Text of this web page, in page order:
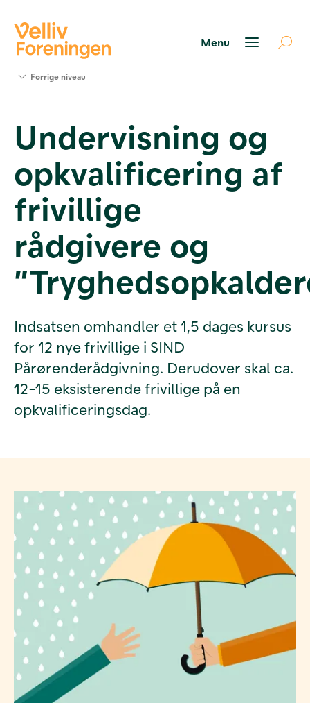
Værktøjer
og viden
Om Velliv
Foreningen
Kontakt
os
Forrige niveau
Undervisning og
opkvalificering af
frivillige
rådgivere og
Indsatsen omhandler et 1,5 dages kursus
for 12 nye frivillige i SIND
Pårørenderådgivning. Derudover skal ca.
12-15 eksisterende frivillige på en
opkvalificeringsdag.